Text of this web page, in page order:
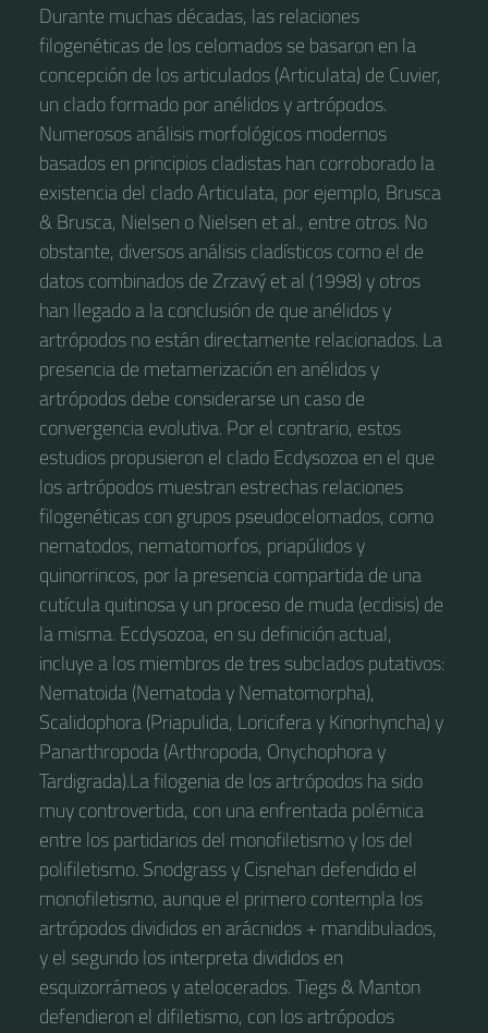
Durante muchas décadas, las relaciones
filogenéticas de los celomados se basaron en la
concepción de los articulados (Articulata) de Cuvier,​
un clado formado por anélidos y artrópodos.
Numerosos análisis morfológicos modernos
basados en principios cladistas han corroborado la
existencia del clado Articulata, por ejemplo, Brusca
& Brusca,​ Nielsen​ o Nielsen et al.,​ entre otros. No
obstante, diversos análisis cladísticos como el de
datos combinados de Zrzavý et al (1998)​ y otros
han llegado a la conclusión de que anélidos y
artrópodos no están directamente relacionados. La
presencia de metamerización en anélidos y
artrópodos debe considerarse un caso de
convergencia evolutiva. Por el contrario, estos
estudios propusieron el clado Ecdysozoa en el que
los artrópodos muestran estrechas relaciones
filogenéticas con grupos pseudocelomados, como
nematodos, nematomorfos, priapúlidos y
quinorrincos, por la presencia compartida de una
cutícula quitinosa y un proceso de muda (ecdisis) de
la misma. Ecdysozoa, en su definición actual,
incluye a los miembros de tres subclados putativos:
Nematoida (Nematoda y Nematomorpha),
Scalidophora (Priapulida, Loricifera y Kinorhyncha) y
Panarthropoda (Arthropoda, Onychophora y
Tardigrada).​ La filogenia de los artrópodos ha sido
muy controvertida, con una enfrentada polémica
entre los partidarios del monofiletismo y los del
polifiletismo. Snodgrass​ y Cisne​ han defendido el
monofiletismo, aunque el primero contempla los
artrópodos divididos en arácnidos + mandibulados,
y el segundo los interpreta divididos en
esquizorrámeos y atelocerados. Tiegs & Manton​
defendieron el difiletismo, con los artrópodos